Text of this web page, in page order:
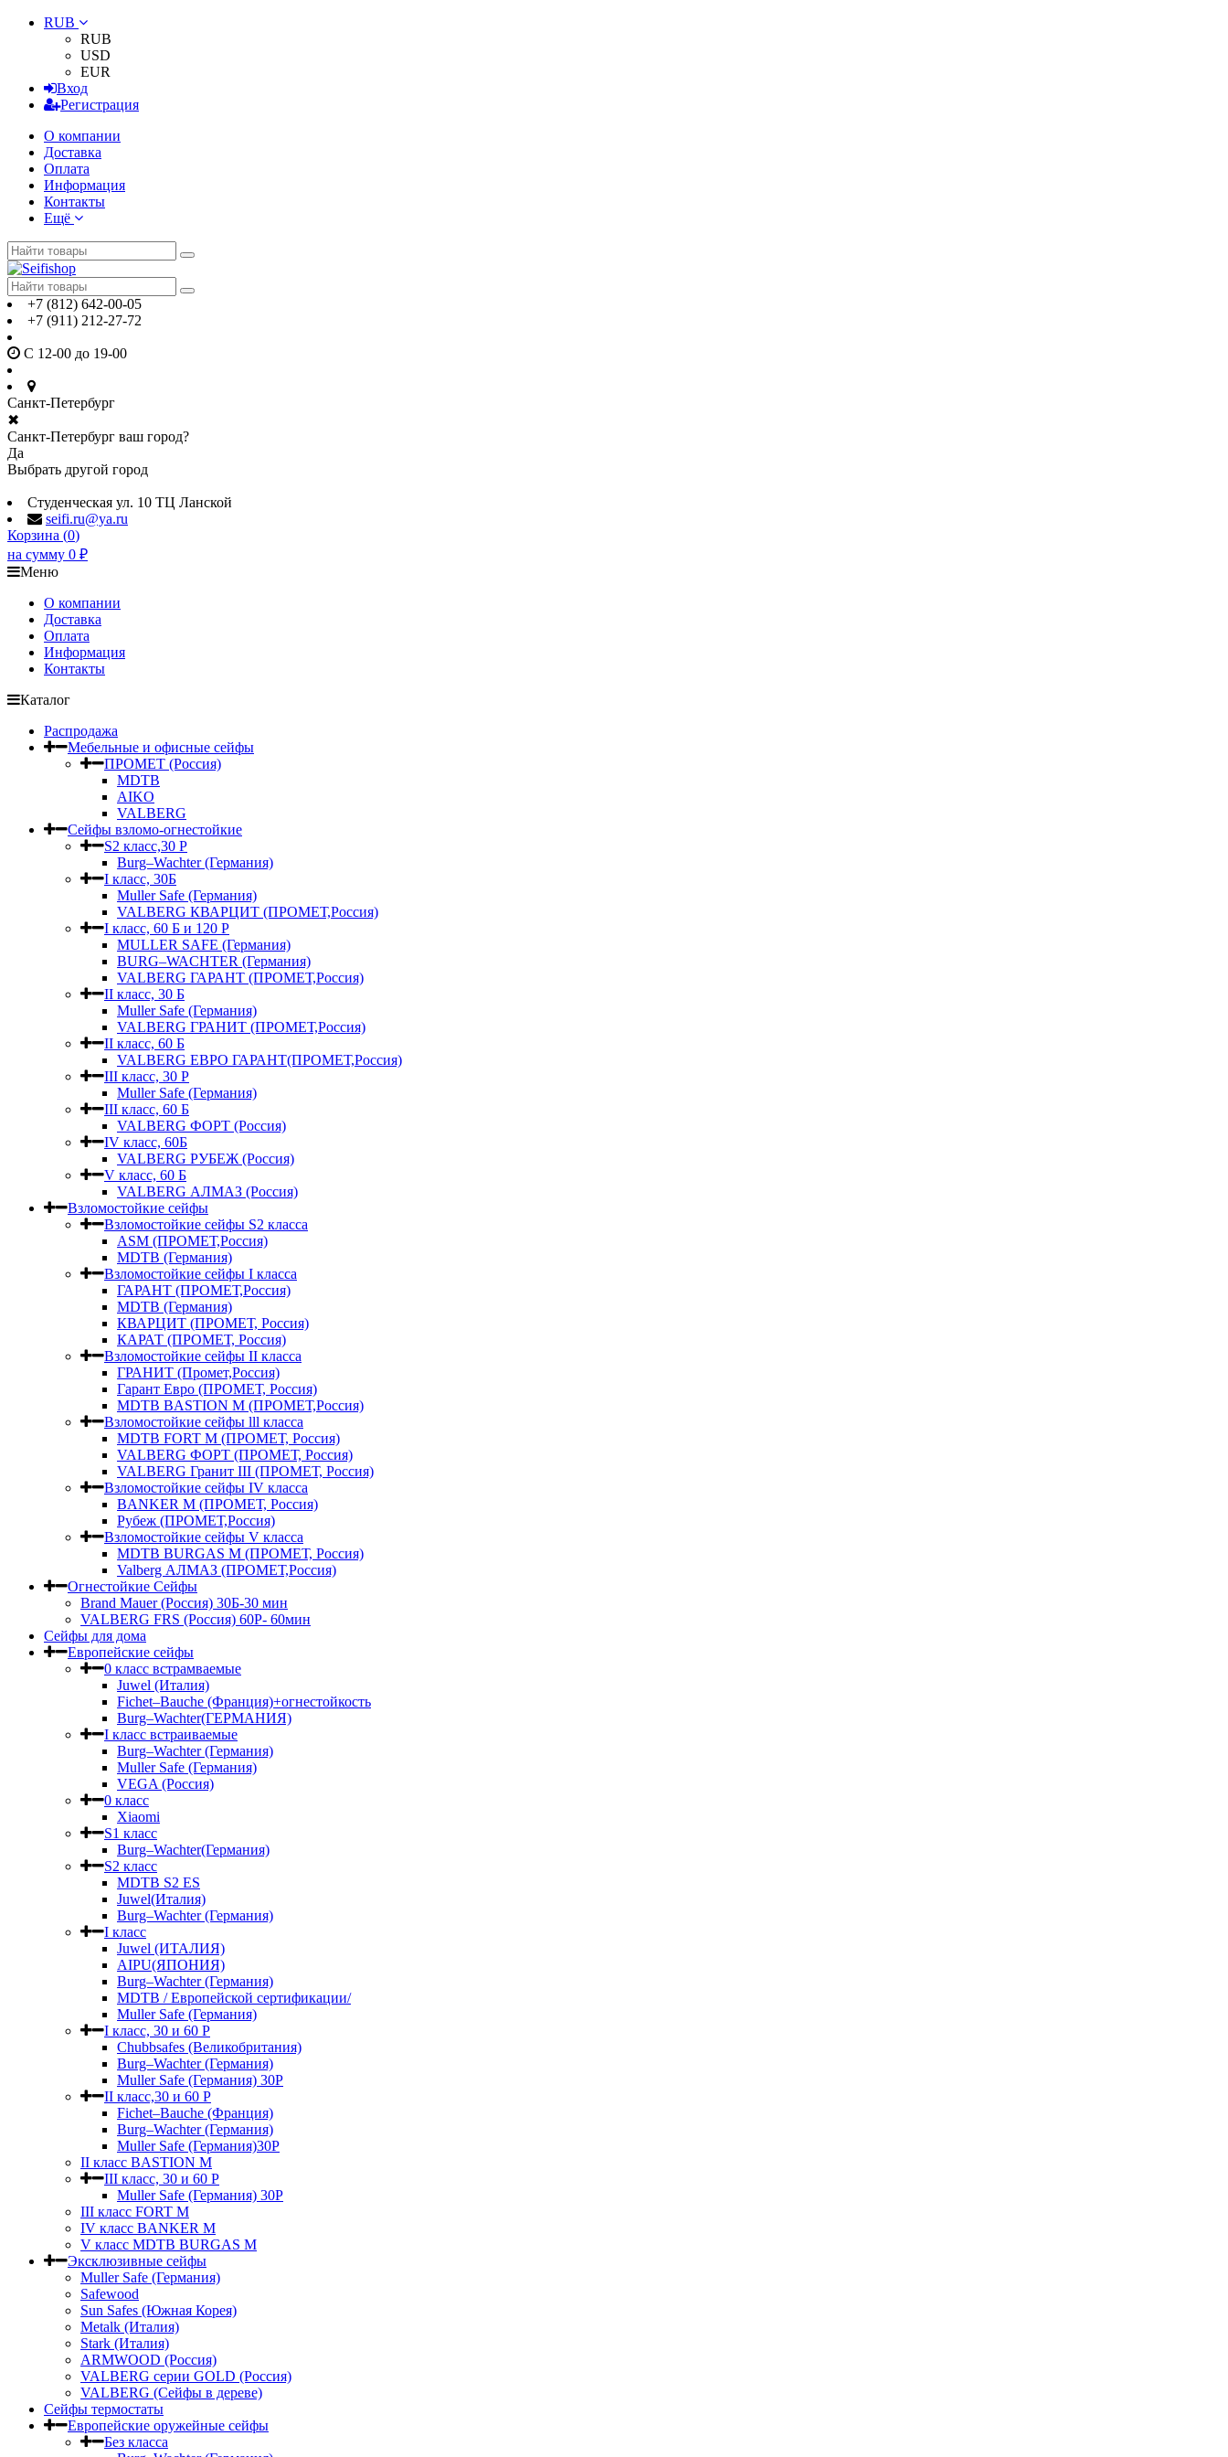
RUB
RUB
USD
EUR
Вход
Регистрация
О компании
Доставка
Оплата
Информация
Контакты
Ещё
+7 (812) 642-00-05
+7 (911) 212-27-72
С 12-00 до 19-00
Санкт-Петербург
✖
Санкт-Петербург ваш город?
Да
Выбрать другой город
Студенческая ул. 10 ТЦ Ланской
seifi.ru@ya.ru
Корзина (0)
на сумму 0 ₽
Меню
О компании
Доставка
Оплата
Информация
Контакты
Каталог
Распродажа
Мебельные и офисные сейфы
ПРОМЕТ (Россия)
MDTB
AIKO
VALBERG
Сейфы взломо-огнестойкие
S2 класс,30 Р
Burg–Wachter (Германия)
I класс, 30Б
Muller Safe (Германия)
VALBERG КВАРЦИТ (ПРОМЕТ,Россия)
I класс, 60 Б и 120 Р
MULLER SAFE (Германия)
BURG–WACHTER (Германия)
VALBERG ГАРАНТ (ПРОМЕТ,Россия)
II класс, 30 Б
Muller Safe (Германия)
VALBERG ГРАНИТ (ПРОМЕТ,Россия)
II класс, 60 Б
VALBERG ЕВРО ГАРАНТ(ПРОМЕТ,Россия)
III класс, 30 Р
Muller Safe (Германия)
III класс, 60 Б
VALBERG ФОРТ (Россия)
IV класс, 60Б
VALBERG РУБЕЖ (Россия)
V класс, 60 Б
VALBERG АЛМАЗ (Россия)
Взломостойкие сейфы
Взломостойкие сейфы S2 класса
ASM (ПРОМЕТ,Россия)
MDTB (Германия)
Взломостойкие сейфы I класса
ГАРАНТ (ПРОМЕТ,Россия)
MDTB (Германия)
КВАРЦИТ (ПРОМЕТ, Россия)
КАРАТ (ПРОМЕТ, Россия)
Взломостойкие сейфы II класса
ГРАНИТ (Промет,Россия)
Гарант Евро (ПРОМЕТ, Россия)
MDTB BASTION M (ПРОМЕТ,Россия)
Взломостойкие сейфы lll класса
MDTB FORT M (ПРОМЕТ, Россия)
VALBERG ФОРТ (ПРОМЕТ, Россия)
VALBERG Гранит III (ПРОМЕТ, Россия)
Взломостойкие сейфы IV класса
BANKER M (ПРОМЕТ, Россия)
Рубеж (ПРОМЕТ,Россия)
Взломостойкие сейфы V класса
MDTB BURGAS M (ПРОМЕТ, Россия)
Valberg АЛМАЗ (ПРОМЕТ,Россия)
Огнестойкие Сейфы
Brand Mauer (Россия) 30Б-30 мин
VALBERG FRS (Россия) 60Р- 60мин
Сейфы для дома
Европейские сейфы
0 класс встрамваемые
Juwel (Италия)
Fichet–Bauche (Франция)+огнестойкость
Burg–Wachter(ГЕРМАНИЯ)
I класс встраиваемые
Burg–Wachter (Германия)
Muller Safe (Германия)
VEGA (Россия)
0 класс
Xiaomi
S1 класс
Burg–Wachter(Германия)
S2 класс
MDTB S2 ES
Juwel(Италия)
Burg–Wachter (Германия)
I класс
Juwel (ИТАЛИЯ)
AIPU(ЯПОНИЯ)
Burg–Wachter (Германия)
MDTB / Европейской сертификации/
Muller Safe (Германия)
I класс, 30 и 60 P
Chubbsafes (Великобритания)
Burg–Wachter (Германия)
Muller Safe (Германия) 30Р
II класс,30 и 60 P
Fichet–Bauche (Франция)
Burg–Wachter (Германия)
Muller Safe (Германия)30P
II класс BASTION M
III класс, 30 и 60 P
Muller Safe (Германия) 30Р
III класс FORT M
IV класс BANKER M
V класс МDTB BURGAS M
Эксклюзивные сейфы
Muller Safe (Германия)
Safewood
Sun Safes (Южная Корея)
Metalk (Италия)
Stark (Италия)
ARMWOOD (Россия)
VALBERG серии GOLD (Россия)
VALBERG (Сейфы в дереве)
Сейфы термостаты
Европейские оружейные сейфы
Без класса